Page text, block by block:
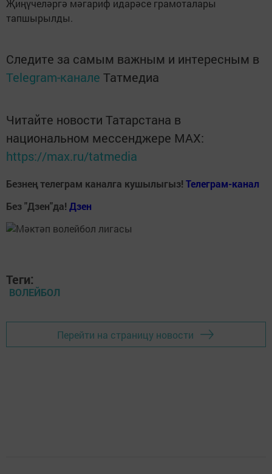
Җиңүчеләргә мәгариф идарәсе грамоталары
тапшырылды.
Следите за самым важным и интересным в
Telegram-канале Татмедиа
Читайте новости Татарстана в
национальном мессенджере MАХ:
https://max.ru/tatmedia
Безнең телеграм каналга кушылыгыз! Телеграм-канал
Без "Дзен"да! Дзен
Теги:
ВОЛЕЙБОЛ
Перейти на страницу новости